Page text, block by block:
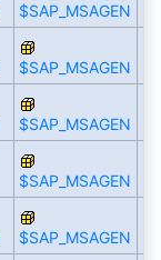
$SAP_MSAGEN
$SAP_MSAGEN
$SAP_MSAGEN
$SAP_MSAGEN
$SAP_MSAGEN